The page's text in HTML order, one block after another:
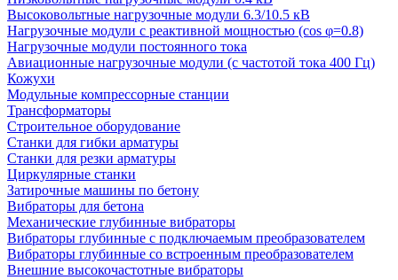
Высоковольтные нагрузочные модули 6.3/10.5 кВ
Нагрузочные модули с реактивной мощностью (cos φ=0.8)
Нагрузочные модули постоянного тока
Авиационные нагрузочные модули (с частотой тока 400 Гц)
Кожухи
Модульные компрессорные станции
Трансформаторы
Строительное оборудование
Станки для гибки арматуры
Станки для резки арматуры
Циркулярные станки
Затирочные машины по бетону
Вибраторы для бетона
Механические глубинные вибраторы
Вибраторы глубинные с подключаемым преобразователем
Вибраторы глубинные со встроенным преобразователем
Внешние высокочастотные вибраторы